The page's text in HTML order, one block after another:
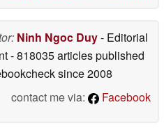
Ninh Ngoc Duy- Editorial
- 818035 articles published
since 2008
contact me via:
Facebook